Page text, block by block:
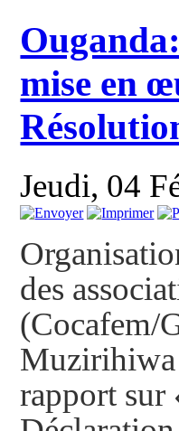
mise en
Jeudi, 04
des
(Cocafem/
Muzirihiwa
rapport sur